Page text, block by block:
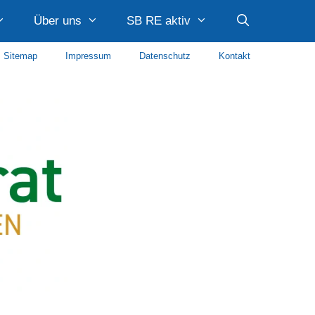
Über uns
Diakonie im Kirchenkreis Recklinghausen
AWO Paulusquartier
Quartier Hillerheide Caritas
SB RE aktiv
Sitemap Impressum Datenschutz Kontakt